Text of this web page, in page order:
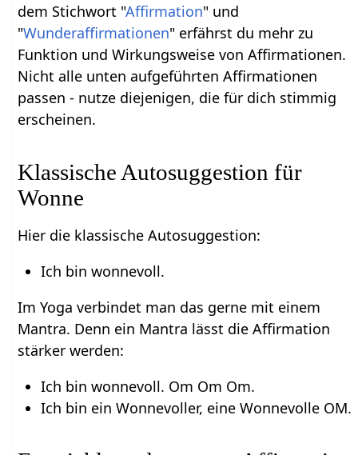
dem Stichwort "Affirmation" und
"Wunderaffirmationen" erfährst du mehr zu
Funktion und Wirkungsweise von Affirmationen.
Nicht alle unten aufgeführten Affirmationen
passen - nutze diejenigen, die für dich stimmig
erscheinen.
Klassische Autosuggestion für
Wonne
Hier die klassische Autosuggestion:
Ich bin wonnevoll.
Im Yoga verbindet man das gerne mit einem
Mantra. Denn ein Mantra lässt die Affirmation
stärker werden:
Ich bin wonnevoll. Om Om Om.
Ich bin ein Wonnevoller, eine Wonnevolle OM.